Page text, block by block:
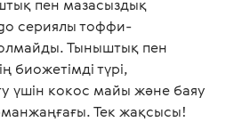
пен мазасыздық
сериялы тоффи-
Тыныштық пен
биожетімді түрі,
үшін кокос майы және баяу
Тек жақсысы!